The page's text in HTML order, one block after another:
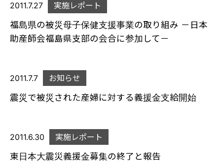
2011.7.27 実施レポート
福島県の被災母子保健支援事業の取り組み －日本
助産師会福島県支部の会合に参加して－
2011.7.7 お知らせ
震災で被災された産婦に対する義援金支給開始
2011.6.30 実施レポート
東日本大震災義援金募集の終了と報告